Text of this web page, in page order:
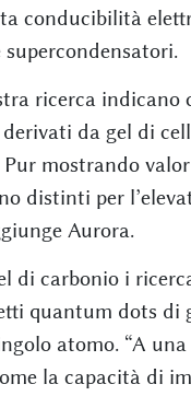
conducibilità
ricerca indicano
da gel di
Pur mostrando
distinti per
Aurora.
di carbonio i
quantum dots di
atomo. “A
la capacità di